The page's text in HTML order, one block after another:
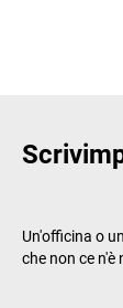
Un'officina o
che non ce